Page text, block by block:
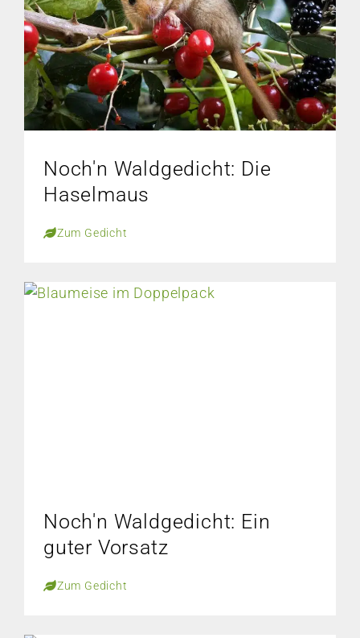
Noch'n Waldgedicht: Die
Haselmaus
Zum Gedicht
Noch'n Waldgedicht: Ein
guter Vorsatz
Zum Gedicht